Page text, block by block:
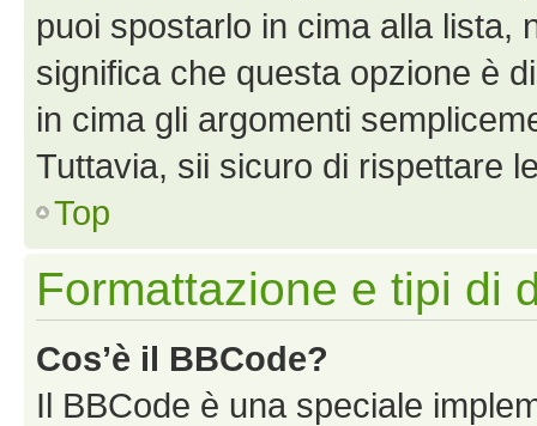
puoi spostarlo in cima alla lista,
significa che questa opzione è
in cima gli argomenti
Tuttavia, sii sicuro di rispettare
Top
Formattazione e tipi di
Cos’è il BBCode?
Il BBCode è una speciale